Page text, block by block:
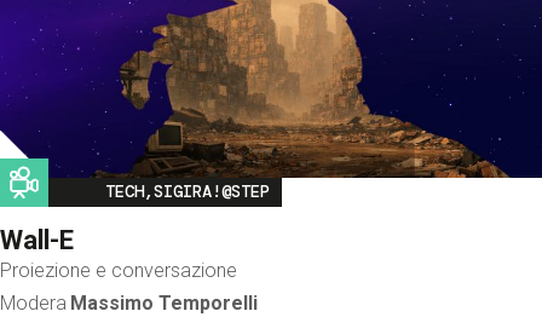
Image
TECH,SIGIRA!@STEP
Wall-E
Proiezione e conversazione
Modera Massimo Temporelli